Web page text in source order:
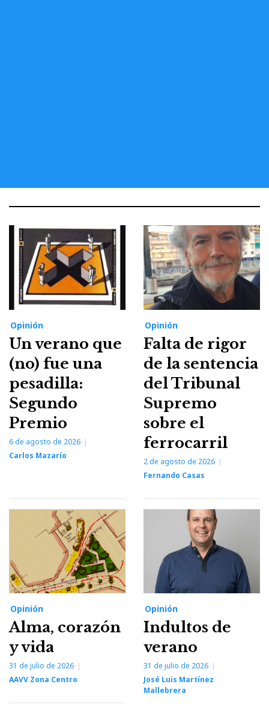
Opinión
Un verano que
(no) fue una
pesadilla:
Segundo
Premio
6 de agosto de 2026
Carlos Mazarío
Opinión
Falta de rigor
de la sentencia
del Tribunal
Supremo
sobre el
ferrocarril
2 de agosto de 2026
Fernando Casas
Opinión
Alma, corazón
y vida
31 de julio de 2026
AAVV Zona Centro
Opinión
Indultos de
verano
31 de julio de 2026
José Luis Martínez
Mallebrera